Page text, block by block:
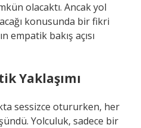
olacaktı. Ancak yol
konusunda bir fikri
empatik bakış açısı
Yaklaşımı
sessizce otururken, her
Yolculuk, sadece bir